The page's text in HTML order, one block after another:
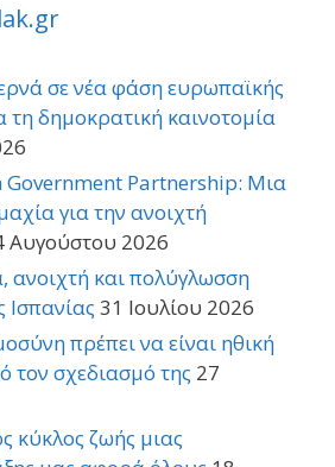
σε νέα φάση ευρωπαϊκής
τη δημοκρατική καινοτομία
Government Partnership: Μια
για την ανοιχτή
Αυγούστου 2026
ανοιχτή και πολύγλωσση
31 Ιουλίου 2026
πρέπει να είναι ηθική
τον σχεδιασμό της 27
κύκλος ζωής μιας